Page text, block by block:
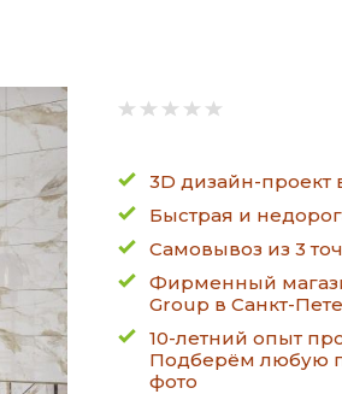
3D дизайн-проект
Быстрая и
Самовывоз из 3
Фирменный
Group в Санкт-
10-летний опыт
Подберём любую
фото